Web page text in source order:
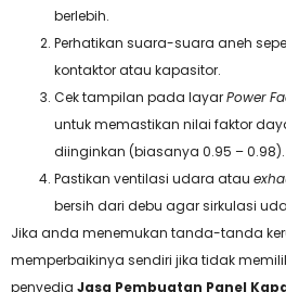
berlebih.
Perhatikan suara-suara aneh
kontaktor atau kapasitor.
Cek tampilan pada layarPower
untuk memastikan nilai faktor
diinginkan (biasanya 0.95 – 0.98).
Pastikan ventilasi udara atau
bersih dari debu agar sirkulasi
Jika anda menemukan tanda-tanda
memperbaikinya sendiri jika tidak
penyedia Jasa Pembuatan Panel